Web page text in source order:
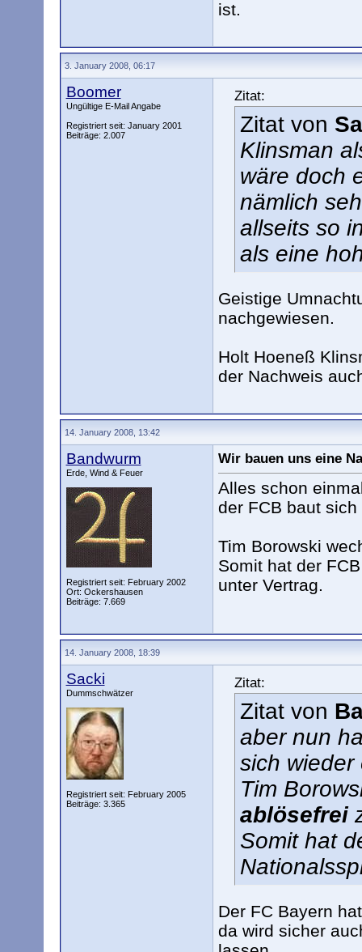
ist.
3. January 2008, 06:17
Boomer
Ungültige E-Mail Angabe
Registriert seit: January 2001
Beiträge: 2.007
Zitat:
Zitat von
Klinsman
wäre doch
nämlich
allseits so
als eine
Geistige
nachgewiesen.
Holt Hoeneß
der Nachweis
14. January 2008, 13:42
Bandwurm
Erde, Wind & Feuer
Registriert seit: February 2002
Ort: Ockershausen
Beiträge: 7.669
Wir bauen uns eine
Alles schon
der FCB baut
Tim Borowski
Somit hat der
unter Vertrag.
14. January 2008, 18:39
Sacki
Dummschwätzer
Registriert seit: February 2005
Beiträge: 3.365
Zitat:
Zitat von
aber nun
sich wieder
Tim
ablösefrei
Somit hat
Der FC Bayern
da wird sicher